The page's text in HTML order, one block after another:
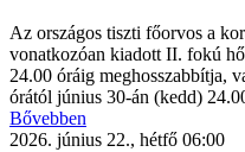
Az országos tiszti főorvos a
vonatkozóan kiadott II. fokú
24.00 óráig meghosszabbítja,
órától június 30-án (kedd)
Bővebben
2026. június 22., hétfő 06:00